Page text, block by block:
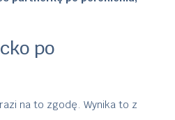
po
na to zgodę. Wynika to z